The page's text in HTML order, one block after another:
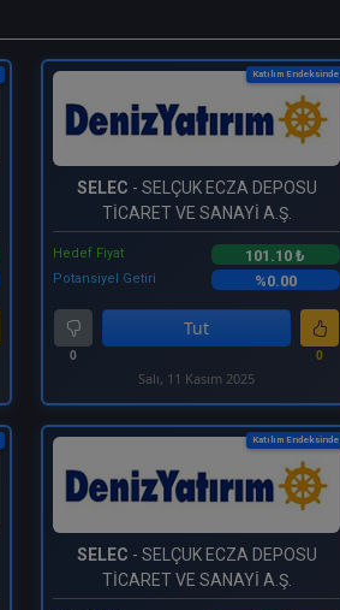
Katılım Endeksinde
SELEC - SELÇUK ECZA DEPOSU
TİCARET VE SANAYİ A.Ş.
Hedef Fiyat 101.10 ₺
Potansiyel Getiri %0.00
0
Tut
0
Salı, 11 Kasım 2025
Katılım Endeksinde
SELEC - SELÇUK ECZA DEPOSU
TİCARET VE SANAYİ A.Ş.